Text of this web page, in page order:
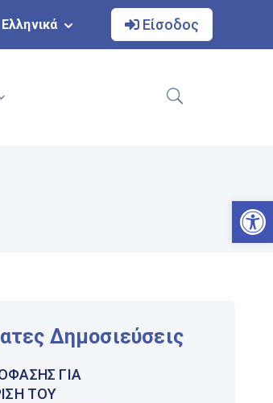
Ελληνικά Είσοδος
Δημοσιεύσεις
ΓΙΑ
ΤΟΥ